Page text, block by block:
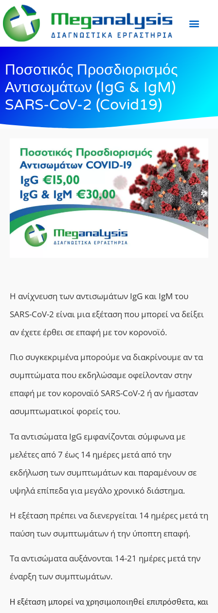
Ποσοτικός Προσδιορισμός
Αντισωμάτων (IgG & IgM)
SARS-CoV-2 (Covid19)
Η ανίχνευση των αντισωμάτων IgG και IgM του
SARS-CoV-2 είναι μια εξέταση που μπορεί να δείξει
αν έχετε έρθει σε επαφή με τον κορονοϊό.
Πιο συγκεκριμένα μπορούμε να διακρίνουμε αν τα
συμπτώματα που εκδηλώσαμε οφείλονταν στηv
επαφή με τον κοροναϊό SARS-CoV-2 ή αν ήμασταν
ασυμπτωματικοί φορείς του.
Τα αντισώματα IgG εμφανίζονται σύμφωνα με
μελέτες από 7 έως 14 ημέρες μετά από την
εκδήλωση των συμπτωμάτων και παραμένουν σε
υψηλάεπίπεδαγια μεγάλο χρονικό διάστημα.
Η εξέταση πρέπει να διενεργείται 14 ημέρες μετά τη
παύση των συμπτωμάτων ή την ύποπτη επαφή.
Tα αντισώματα αυξάνονται 14-21 ημέρες μετά την
έναρξη των συμπτωμάτων.
Η εξέταση μπορεί να χρησιμοποιηθεί επιπρόσθετα, και